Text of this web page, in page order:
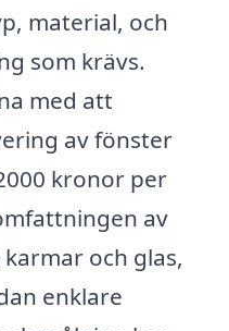
material, och
som krävs.
med att
av fönster
kronor per
av
och glas,
enklare